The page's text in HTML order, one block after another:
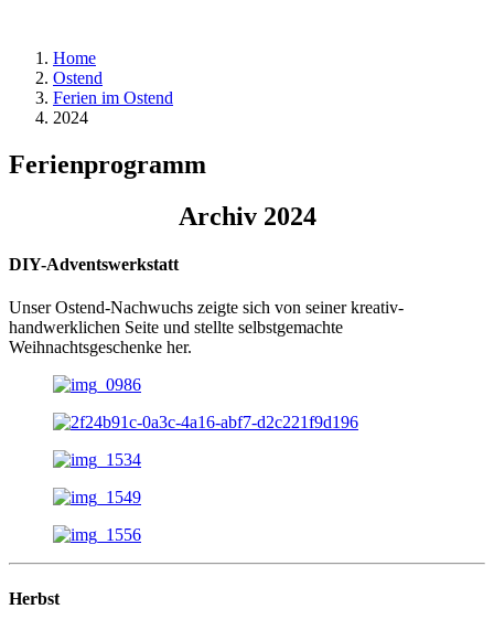
Home
Ostend
Ferien im Ostend
2024
Ferienprogramm
Archiv 2024
DIY-Adventswerkstatt
Unser Ostend-Nachwuchs zeigte sich von seiner kreativ-
handwerklichen Seite und stellte selbstgemachte
Weihnachtsgeschenke her.
Herbst